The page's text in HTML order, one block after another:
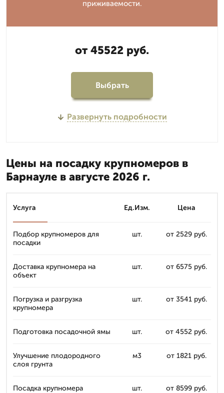
приживаемости.
от 45522 руб.
Выбрать
Развернуть подробности
Цены на посадку крупномеров в
Барнауле в августе 2026 г.
Услуга Ед.Изм. Цена
Подбор крупномеров для
посадки
шт. от 2529 руб.
Доставка крупномера на
объект
шт. от 6575 руб.
Погрузка и разгрузка
крупномера
шт. от 3541 руб.
Подготовка посадочной ямы шт. от 4552 руб.
Улучшение плодородного
слоя грунта
м3 от 1821 руб.
Посадка крупномера шт. от 8599 руб.